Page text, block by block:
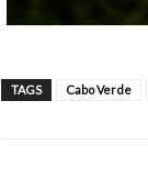
TAGS Cabo Verde